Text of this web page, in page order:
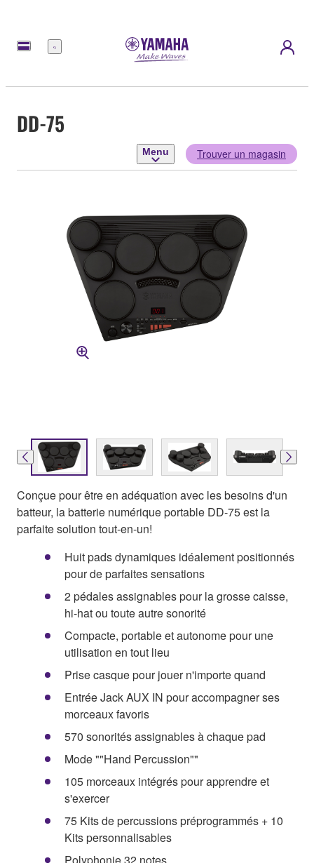
Menu
DD-75
Menu Trouver un magasin
Conçue pour être en adéquation avec les besoins d'un
batteur, la batterie numérique portable DD-75 est la
parfaite solution tout-en-un!
Huit pads dynamiques idéalement positionnés
pour de parfaites sensations
2 pédales assignables pour la grosse caisse,
hi-hat ou toute autre sonorité
Compacte, portable et autonome pour une
utilisation en tout lieu
Prise casque pour jouer n'importe quand
Entrée Jack AUX IN pour accompagner ses
morceaux favoris
570 sonorités assignables à chaque pad
Mode ""Hand Percussion""
105 morceaux intégrés pour apprendre et
s'exercer
75 Kits de percussions préprogrammés + 10
Kits personnalisables
Polyphonie 32 notes